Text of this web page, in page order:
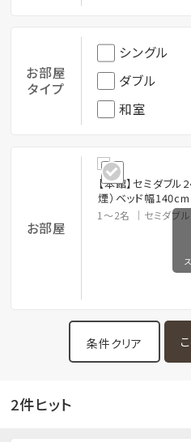
お部屋
タイプ
シングル
ダブル
和室
お部屋
【本館】セミダブル
煙）ベッド幅140cm
1～2名 セミダブル
条件クリア
2件ヒット